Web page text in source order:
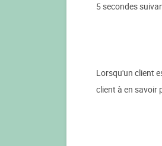
5 secondes
Lorsqu'un client
client à en savoir